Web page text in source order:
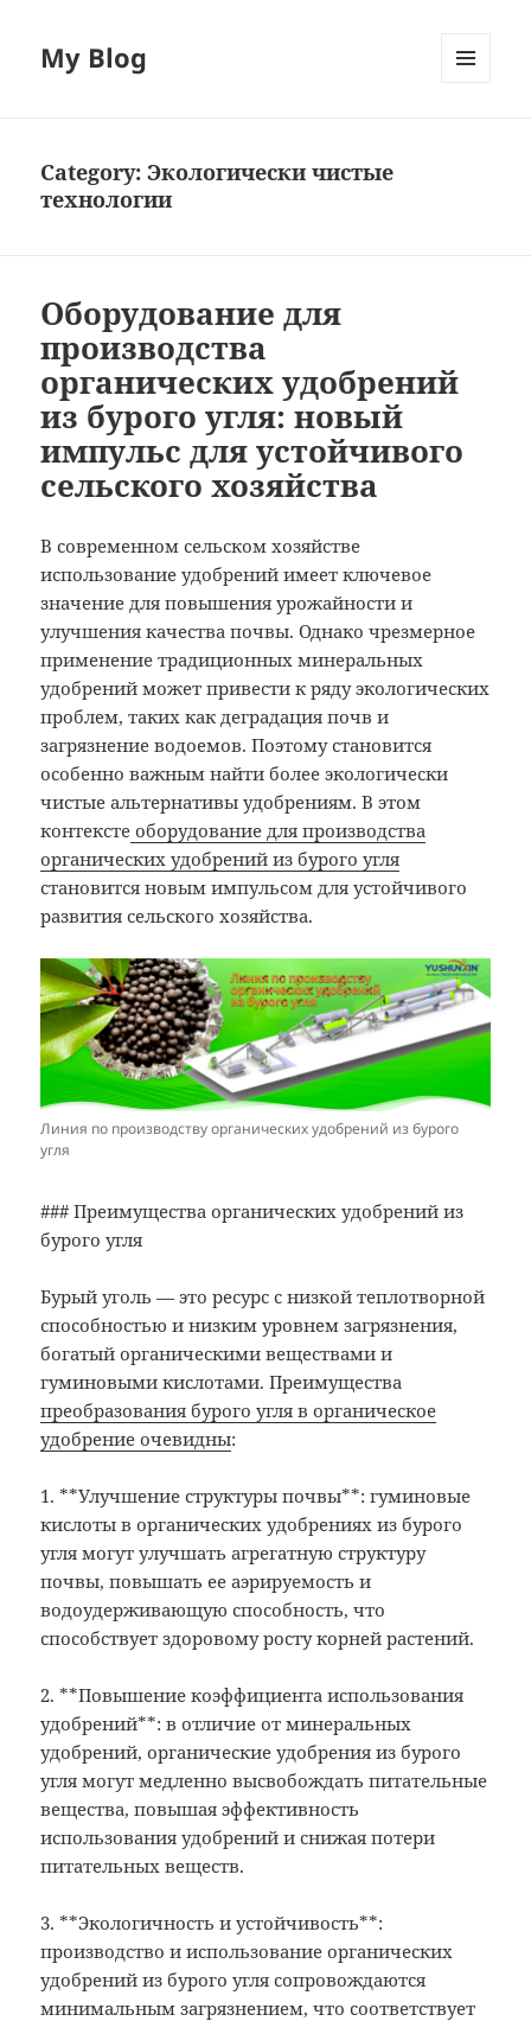
My Blog
Category:Экологически чистые
технологии
Оборудование для
производства
органических удобрений
из бурого угля: новый
импульс для устойчивого
сельского хозяйства
В современном сельском хозяйстве
использование удобрений имеет ключевое
значение для повышения урожайности и
улучшения качества почвы. Однако чрезмерное
применение традиционных минеральных
удобрений может привести к ряду экологических
проблем, таких как деградация почв и
загрязнение водоемов. Поэтому становится
особенно важным найти более экологически
чистые альтернативы удобрениям. В этом
контексте оборудование для производства
органических удобрений из бурого угля
становится новым импульсом для устойчивого
развития сельского хозяйства.
Линия по производству органических удобрений из бурого
угля
### Преимущества органических удобрений из
бурого угля
Бурый уголь — это ресурс с низкой теплотворной
способностью и низким уровнем загрязнения,
богатый органическими веществами и
гуминовыми кислотами. Преимущества
преобразования бурого угля в органическое
удобрение очевидны:
1. **Улучшение структуры почвы**: гуминовые
кислоты в органических удобрениях из бурого
угля могут улучшать агрегатную структуру
почвы, повышать ее аэрируемость и
водоудерживающую способность, что
способствует здоровому росту корней растений.
2. **Повышение коэффициента использования
удобрений**: в отличие от минеральных
удобрений, органические удобрения из бурого
угля могут медленно высвобождать питательные
вещества, повышая эффективность
использования удобрений и снижая потери
питательных веществ.
3. **Экологичность и устойчивость**:
производство и использование органических
удобрений из бурого угля сопровождаются
минимальным загрязнением, что соответствует